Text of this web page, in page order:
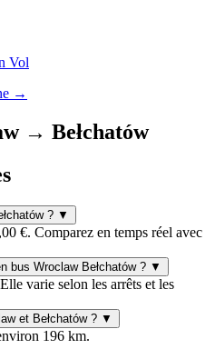
Vol
→
→ Bełchatów
? ▼
€. Comparez en temps réel avec
bus Wroclaw Bełchatów ? ▼
varie selon les arrêts et les
et Bełchatów ? ▼
196 km.